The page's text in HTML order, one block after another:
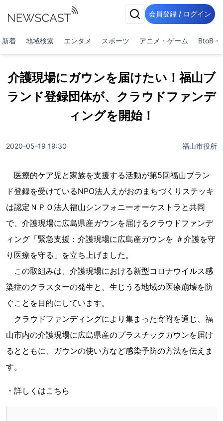
会員登録 / ログイン
新着 地域検索 エンタメ スポーツ アニメ・ゲーム BtoB・
介護現場にガウンを届けたい！福山ブ
ランド登録団体が、クラウドファンデ
ィングを開始！
2020-05-19 19:30 福山市役所
医療的ケア児と家族を支援する活動が第5回福山ブラン
ド登録を受けているNPO法人えがおのまちづくりステッキ
は認定ＮＰＯ法人福山シンフォニーオーケストラと共同
で、介護現場に広島県産ガウンを届けるクラウドファンデ
ィング「緊急支援：介護現場に広島産ガウンを ＃介護を守
り医療を守る」を立ち上げました。
この取組みは、介護現場における新型コロナウイルス感
染症のクラスターの発生と、生じうる地域の医療崩壊を防
ぐことを目的にしています。
クラウドファンディングにより集まった寄附を通じ、福
山市内の介護現場に広島県産のプラスチックガウンを届け
るとともに、ガウンの使い方など感染予防の方法を伝えま
す。
・詳しくはこちら